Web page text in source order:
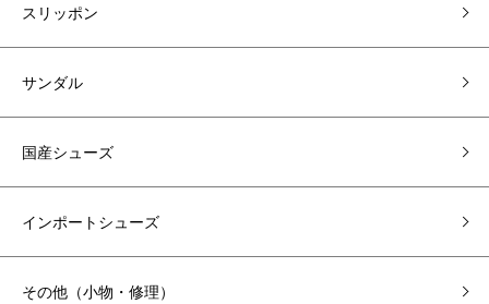
スリッポン
サンダル
国産シューズ
インポートシューズ
その他（小物・修理）